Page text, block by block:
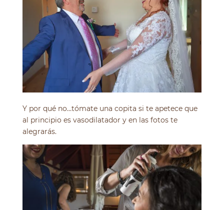
Y por qué no…tómate una copita si te apetece que
al principio es vasodilatador y en las fotos te
alegrarás.